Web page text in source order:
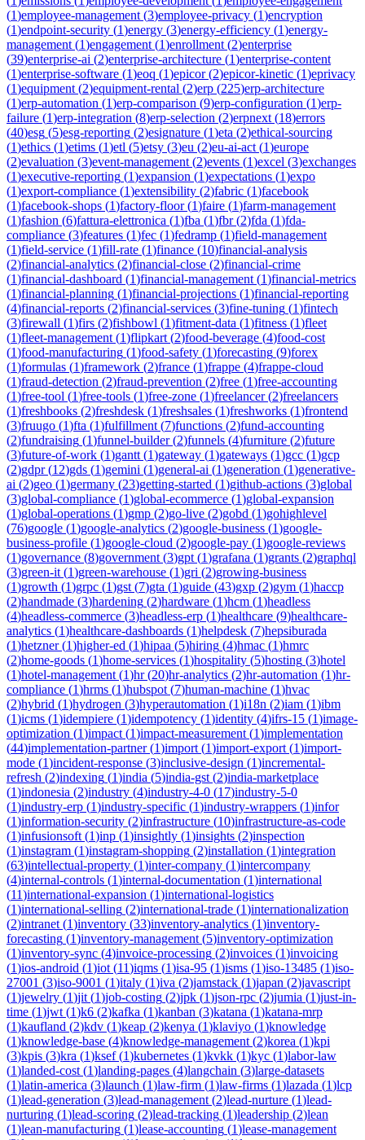
(1)employee-management (3)employee-privacy (1)encryption
(1)endpoint-security (1)energy (3)energy-efficiency (1)energy-
management (1)engagement (1)enrollment (2)enterprise
(39)enterprise-ai (2)enterprise-architecture (1)enterprise-content
(1)enterprise-software (1)eoq (1)epicor(2)epicor-kinetic (1)eprivacy
(1)equipment (2)equipment-rental (2)erp (225)erp-architecture
(1)erp-automation (1)erp-comparison (9)erp-configuration (1)erp-
failure (1)erp-integration (8)erp-selection (2)erpnext (18)errors
(40)esg (5)esg-reporting (2)esignature (1)eta (2)ethical-sourcing
(1)ethics (1)etims (1)etl (5)etsy (3)eu (2)eu-ai-act (1)europe
(2)evaluation (3)event-management (2)events (1)excel (3)exchanges
(1)executive-reporting (1)expansion (1)expectations (1)expo
(1)export-compliance (1)extensibility (2)fabric (1)facebook
(1)facebook-shops (1)factory-floor(1)faire (1)farm-management
(1)fashion (6)fattura-elettronica (1)fba (1)fbr(2)fda (1)fda-
compliance (3)features (1)fec (1)fedramp (1)field-management
(1)field-service (1)fill-rate (1)finance (10)financial-analysis
(2)financial-analytics (2)financial-close (2)financial-crime
(1)financial-dashboard (1)financial-management (1)financial-metrics
(1)financial-planning (1)financial-projections (1)financial-reporting
(4)financial-reports (2)financial-services (3)fine-tuning (1)fintech
(3)firewall (1)firs (2)fishbowl (1)fitment-data (1)fitness (1)fleet
(1)fleet-management (1)flipkart (2)food-beverage (4)food-cost
(1)food-manufacturing (1)food-safety (1)forecasting (9)forex
(1)formulas (1)framework (2)france (1)frappe (4)frappe-cloud
(1)fraud-detection (2)fraud-prevention (2)free (1)free-accounting
(1)free-tool (1)free-tools (1)free-zone (1)freelancer(2)freelancers
(1)freshbooks (2)freshdesk (1)freshsales (1)freshworks (1)frontend
(3)fruugo (1)fta (1)fulfillment (7)functions (2)fund-accounting
(2)fundraising (1)funnel-builder(2)funnels (4)furniture (2)future
(3)future-of-work (1)gantt (1)gateway (1)gateways (1)gcc (1)gcp
(2)gdpr(12)gds (1)gemini (1)general-ai (1)generation (1)generative-
ai (2)geo (1)germany (23)getting-started (1)github-actions (3)global
(3)global-compliance (1)global-ecommerce (1)global-expansion
(1)global-operations (1)gmp (2)go-live (2)gobd (1)gohighlevel
(76)google (1)google-analytics (2)google-business (1)google-
business-profile (1)google-cloud (2)google-pay (1)google-reviews
(1)governance (8)government (3)gpt (1)grafana (1)grants (2)graphql
(3)green-it (1)green-warehouse (1)gri (2)growing-business
(1)growth (1)grpc (1)gst (7)gta (1)guide (43)gxp (2)gym (1)haccp
(2)handmade (3)hardening (2)hardware (1)hcm (1)headless
(4)headless-commerce (3)headless-erp (1)healthcare (9)healthcare-
analytics (1)healthcare-dashboards (1)helpdesk (7)hepsiburada
(1)hetzner(1)higher-ed (1)hipaa (5)hiring (4)hmac (1)hmrc
(2)home-goods (1)home-services (1)hospitality (5)hosting (3)hotel
(1)hotel-management (1)hr(20)hr-analytics (2)hr-automation (1)hr-
compliance (1)hrms (1)hubspot (7)human-machine (1)hvac
(2)hybrid (1)hydrogen (3)hyperautomation (1)i18n (2)iam (1)ibm
(1)icms (1)idempiere (1)idempotency (1)identity (4)ifrs-15 (1)image-
optimization (1)impact (1)impact-measurement (1)implementation
(44)implementation-partner(1)import (1)import-export (1)import-
mode (1)incident-response (3)inclusive-design (1)incremental-
refresh (2)indexing (1)india (5)india-gst (2)india-marketplace
(1)indonesia (2)industry (4)industry-4-0 (17)industry-5-0
(1)industry-erp (1)industry-specific (1)industry-wrappers (1)infor
(1)information-security (2)infrastructure (10)infrastructure-as-code
(1)infusionsoft (1)inp (1)insightly (1)insights (2)inspection
(1)instagram (1)instagram-shopping (2)installation (1)integration
(63)intellectual-property (1)inter-company (1)intercompany
(4)internal-controls (1)internal-documentation (1)international
(11)international-expansion (1)international-logistics
(1)international-selling (2)international-trade (1)internationalization
(2)intranet (1)inventory (33)inventory-analytics (1)inventory-
forecasting (1)inventory-management (5)inventory-optimization
(1)inventory-sync (4)invoice-processing (2)invoices (1)invoicing
(1)ios-android (1)iot (11)iqms (1)isa-95 (1)isms (1)iso-13485 (1)iso-
27001 (3)iso-9001 (1)italy (1)iva (2)jamstack (1)japan (2)javascript
(1)jewelry (1)jit (1)job-costing (2)jpk (1)json-rpc (2)jumia (1)just-in-
time (1)jwt (1)k6 (2)kafka (1)kanban (3)katana (1)katana-mrp
(1)kaufland (2)kdv (1)keap (2)kenya (1)klaviyo (1)knowledge
(1)knowledge-base (4)knowledge-management (2)korea (1)kpi
(3)kpis (3)kra (1)ksef(1)kubernetes (1)kvkk (1)kyc (1)labor-law
(1)landed-cost (1)landing-pages (4)langchain (3)large-datasets
(1)latin-america (3)launch (1)law-firm (1)law-firms (1)lazada (1)lcp
(1)lead-generation (3)lead-management (2)lead-nurture (1)lead-
nurturing (1)lead-scoring (2)lead-tracking (1)leadership (2)lean
(1)lean-manufacturing (1)lease-accounting (1)lease-management